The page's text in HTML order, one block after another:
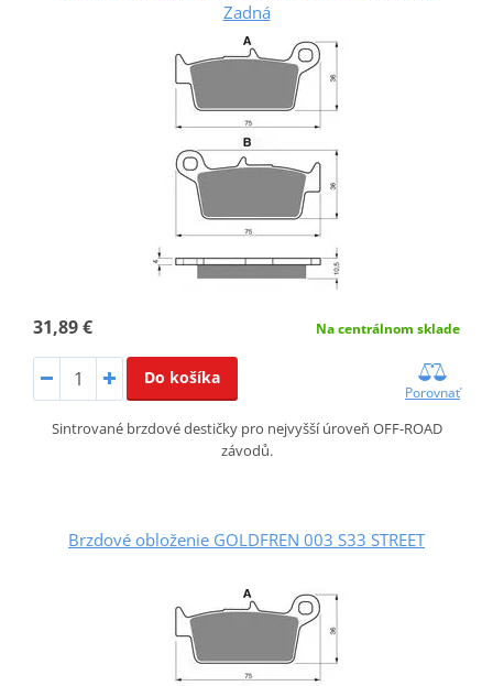
Zadná
31,89 € Na centrálnom sklade
Do košíka
Porovnať
Sintrované brzdové destičky pro nejvyšší úroveň OFF-ROAD
závodů.
Brzdové obloženie GOLDFREN 003 S33 STREET